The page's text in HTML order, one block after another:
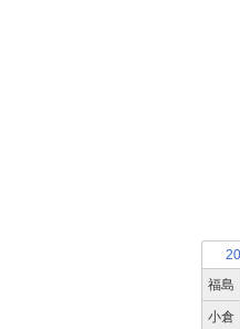
福島
小倉